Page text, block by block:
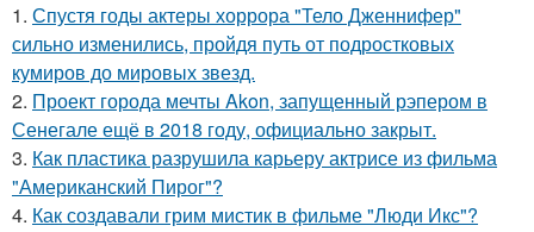
1. Спустя годы актеры хоррора "Тело Дженнифер"
сильно изменились, пройдя путь от подростковых
кумиров до мировых звезд.
2. Проект города мечты Akon, запущенный рэпером в
Сенегале ещё в 2018 году, официально закрыт.
3. Как пластика разрушила карьеру актрисе из фильма
"Американский Пирог"?
4. Как создавали грим мистик в фильме "Люди Икс"?